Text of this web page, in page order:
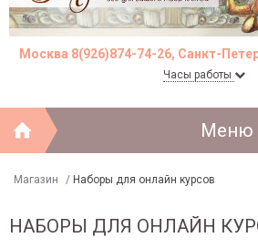
Москва 8(926)874-74-26, Санкт-
Часы работы
Меню
Магазин / Наборы для онлайн курсов
НАБОРЫ ДЛЯ ОНЛАЙН